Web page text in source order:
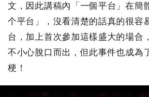
文，因此講稿內「一個平台」在簡
个平台」，沒看清楚的話真的很容
台，加上首次參加這樣盛大的場合
不小心脫口而出，但此事件也成為
梗！